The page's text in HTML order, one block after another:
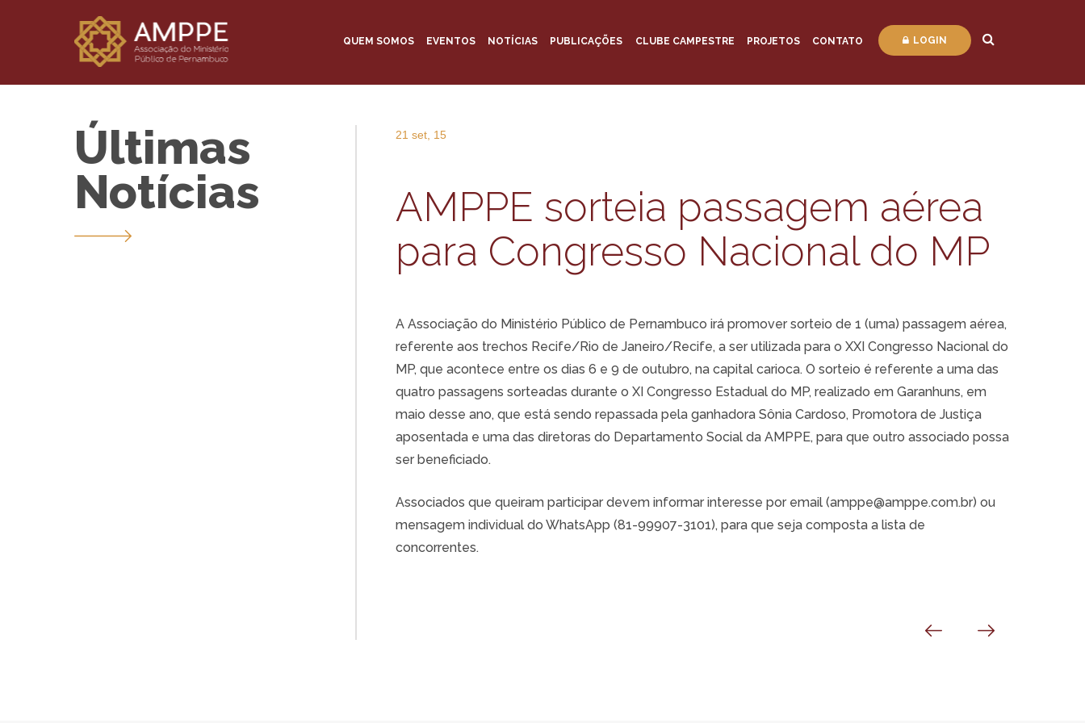
QUEM SOMOS EVENTOS NOTÍCIAS PUBLICAÇÕES CLUBE CAMPESTRE PROJETOS CONTATO LOGIN
Últimas
Notícias
21 set, 15
AMPPE sorteia passagem aérea
para Congresso Nacional do MP
A Associação do Ministério Público de Pernambuco irá promover sorteio de 1 (uma) passagem aérea,
referente aos trechos Recife/Rio de Janeiro/Recife, a ser utilizada para o XXI Congresso Nacional do
MP, que acontece entre os dias 6 e 9 de outubro, na capital carioca. O sorteio é referente a uma das
quatro passagens sorteadas durante o XI Congresso Estadual do MP, realizado em Garanhuns, em
maio desse ano, que está sendo repassada pela ganhadora Sônia Cardoso, Promotora de Justiça
aposentada e uma das diretoras do Departamento Social da AMPPE, para que outro associado possa
ser beneficiado.
Associados que queiram participar devem informar interesse por email (amppe@amppe.com.br) ou
mensagem individual do WhatsApp (81-99907-3101), para que seja composta a lista de
concorrentes.